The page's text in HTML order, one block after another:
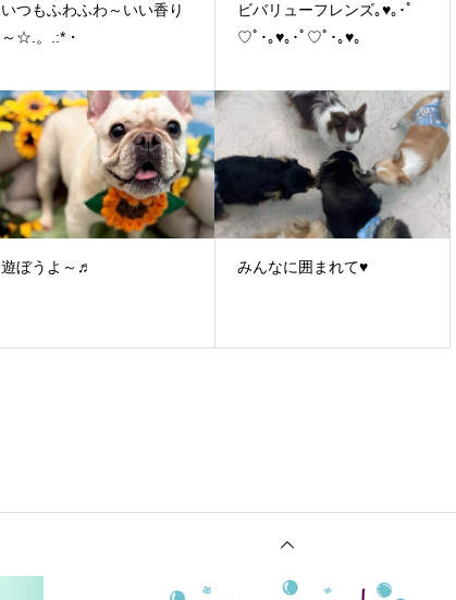
いつもふわふわ～いい香り
～☆.。.:*・
ビバリューフレンズ｡♥｡･ﾟ
♡ﾟ･｡♥｡･ﾟ♡ﾟ･｡♥｡
遊ぼうよ～♬ みんなに囲まれて♥